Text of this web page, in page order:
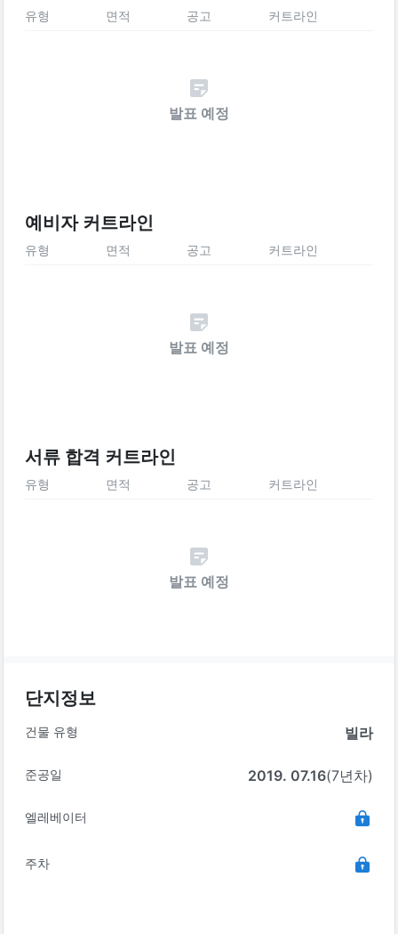
유형 면적 공고 커트라인
발표 예정
예비자 커트라인
유형 면적 공고 커트라인
발표 예정
서류 합격 커트라인
유형 면적 공고 커트라인
발표 예정
단지정보
건물 유형 빌라
준공일 2019. 07.16(7년차)
엘레베이터
주차